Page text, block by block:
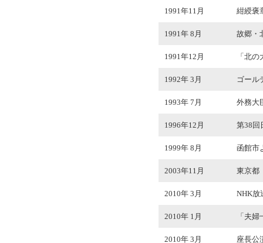
1991年11月 紺綬褒
1991年 8月 故郷・
1991年12月 「北
1992年 3月 ゴール
1993年 7月 外務大
1996年12月 第38回
1999年 8月 函館市
2003年11月 東京都
2010年 3月 NHK放
2010年 1月 「夫
2010年 3月 座長公